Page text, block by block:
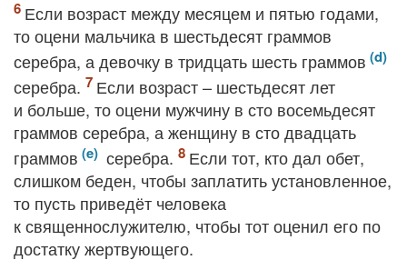
Если возраст между месяцем и пятью годами,
то оцени мальчика в шестьдесят граммов
серебра, а девочку в тридцать шесть граммов
серебра.
Если возраст – шестьдесят лет
и больше, то оцени мужчину в сто восемьдесят
граммов серебра, а женщину в сто двадцать
граммов
серебра.
Если тот, кто дал обет,
слишком беден, чтобы заплатить установленное,
то пусть приведёт человека
к священнослужителю, чтобы тот оценил его по
достатку жертвующего.